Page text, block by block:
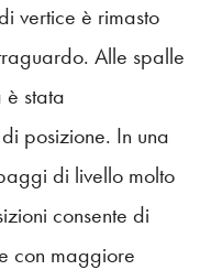
vertice è rimasto
Alle spalle
stata
posizione. In una
di livello molto
consente di
con maggiore